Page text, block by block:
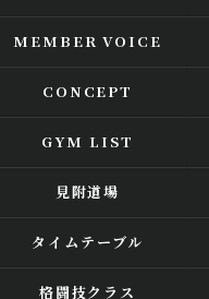
MEMBER VOICE
CONCEPT
GYM LIST
見附道場
タイムテーブル
格闘技クラス